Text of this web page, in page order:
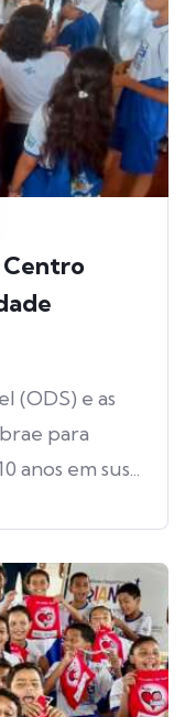
Centro
(ODS) e as
para
anos em sus...